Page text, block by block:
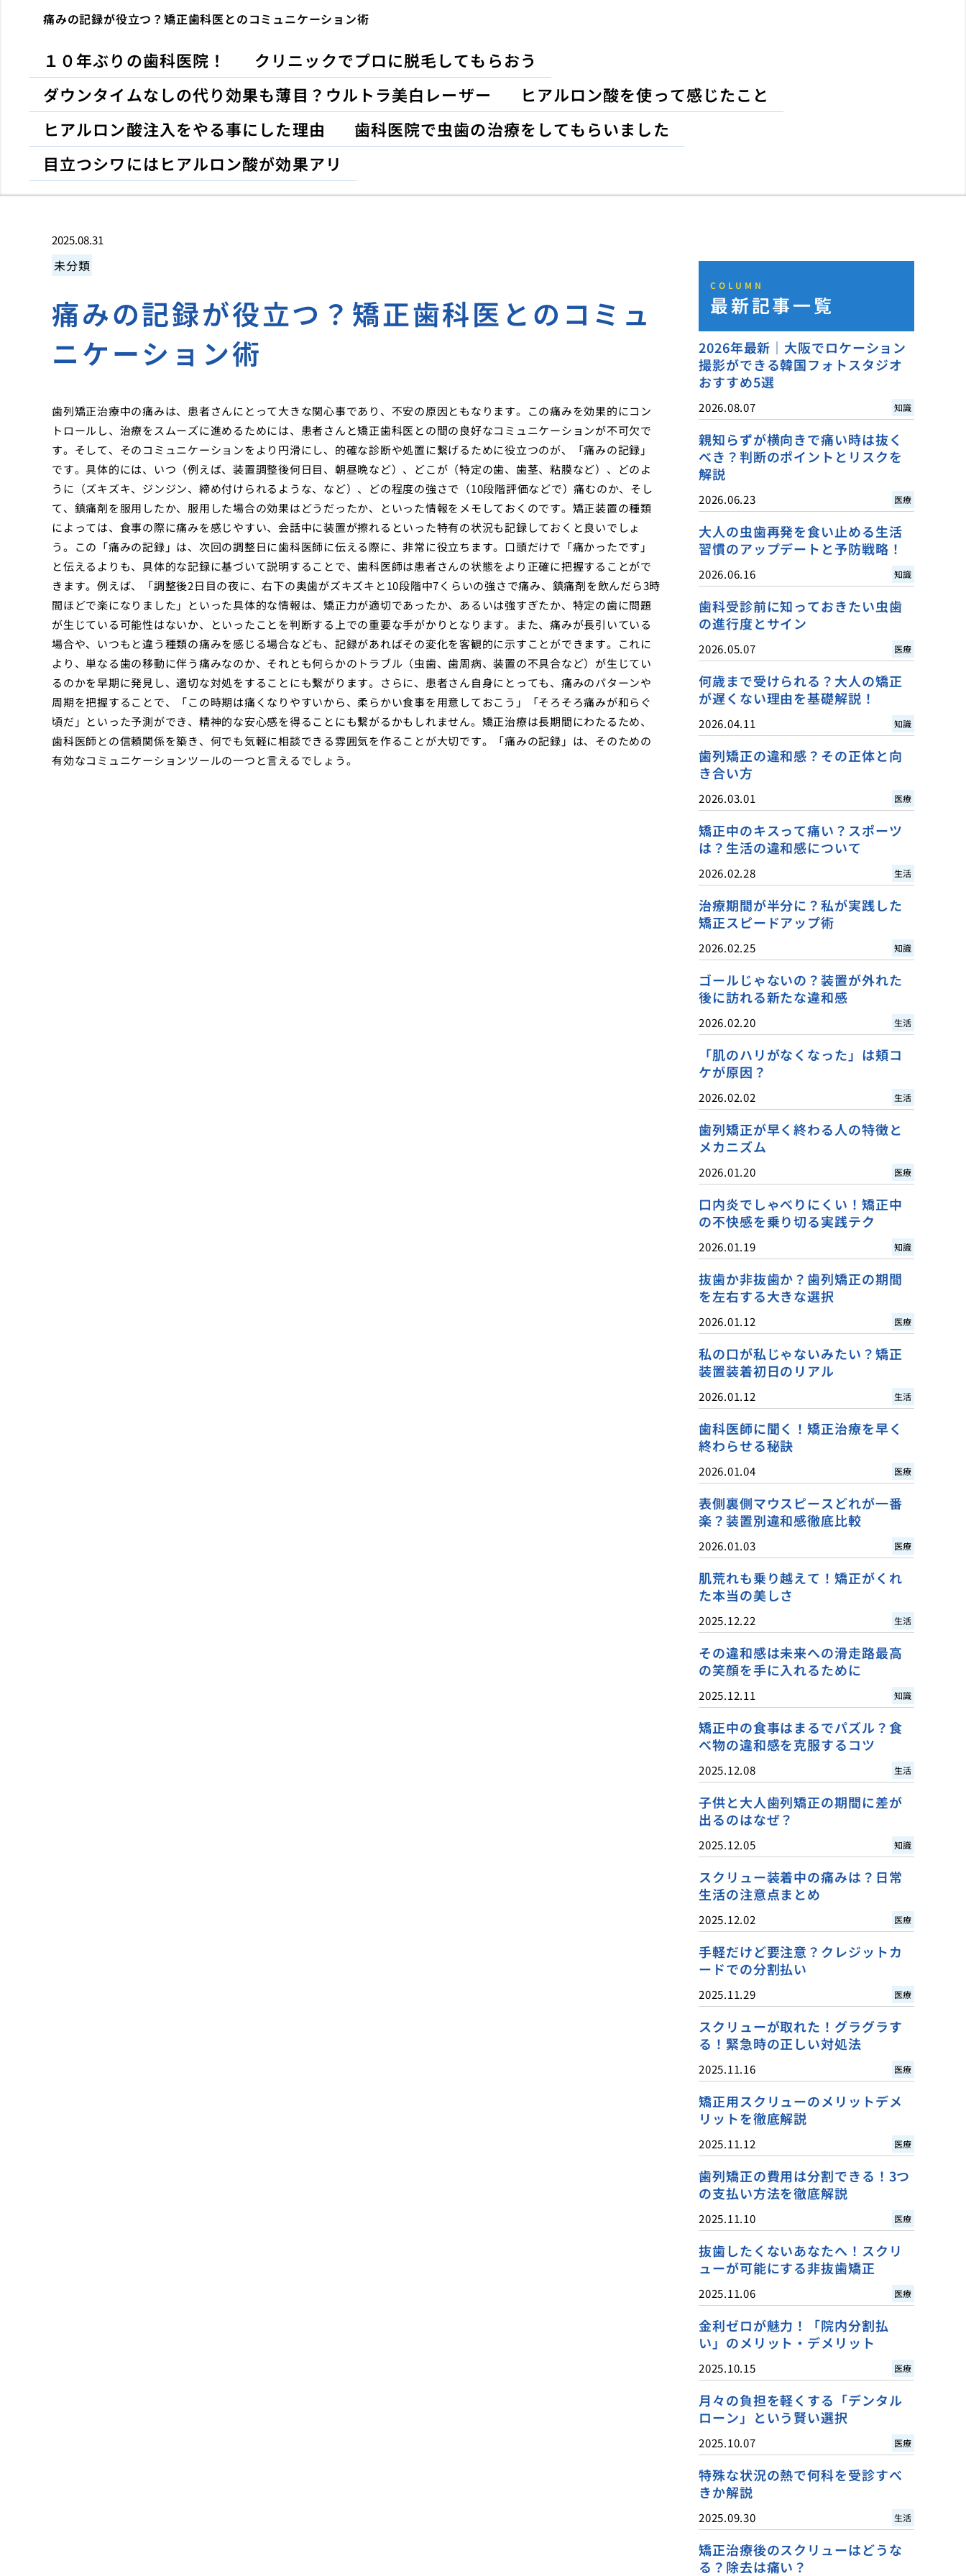
痛みの記録が役立つ？矯正歯科医とのコミュニケーション術
１０年ぶりの歯科医院！
クリニックでプロに脱毛してもらおう
ダウンタイムなしの代り効果も薄目？ウルトラ美白レーザー
ヒアルロン酸を使って感じたこと
ヒアルロン酸注入をやる事にした理由
歯科医院で虫歯の治療をしてもらいました
目立つシワにはヒアルロン酸が効果アリ
2025.08.31
未分類
痛みの記録が役立つ？矯正歯科医とのコミュ
ニケーション術
歯列矯正治療中の痛みは、患者さんにとって大きな関心事であり、不安の原因ともなります。この痛みを効果的にコン
トロールし、治療をスムーズに進めるためには、患者さんと矯正歯科医との間の良好なコミュニケーションが不可欠で
す。そして、そのコミュニケーションをより円滑にし、的確な診断や処置に繋げるために役立つのが、「痛みの記録」
です。具体的には、いつ（例えば、装置調整後何日目、朝昼晩など）、どこが（特定の歯、歯茎、粘膜など）、どのよ
うに（ズキズキ、ジンジン、締め付けられるような、など）、どの程度の強さで（10段階評価などで）痛むのか、そし
て、鎮痛剤を服用したか、服用した場合の効果はどうだったか、といった情報をメモしておくのです。矯正装置の種類
によっては、食事の際に痛みを感じやすい、会話中に装置が擦れるといった特有の状況も記録しておくと良いでしょ
う。この「痛みの記録」は、次回の調整日に歯科医師に伝える際に、非常に役立ちます。口頭だけで「痛かったです」
と伝えるよりも、具体的な記録に基づいて説明することで、歯科医師は患者さんの状態をより正確に把握することがで
きます。例えば、「調整後2日目の夜に、右下の奥歯がズキズキと10段階中7くらいの強さで痛み、鎮痛剤を飲んだら3時
間ほどで楽になりました」といった具体的な情報は、矯正力が適切であったか、あるいは強すぎたか、特定の歯に問題
が生じている可能性はないか、といったことを判断する上での重要な手がかりとなります。また、痛みが長引いている
場合や、いつもと違う種類の痛みを感じる場合なども、記録があればその変化を客観的に示すことができます。これに
より、単なる歯の移動に伴う痛みなのか、それとも何らかのトラブル（虫歯、歯周病、装置の不具合など）が生じてい
るのかを早期に発見し、適切な対処をすることにも繋がります。さらに、患者さん自身にとっても、痛みのパターンや
周期を把握することで、「この時期は痛くなりやすいから、柔らかい食事を用意しておこう」「そろそろ痛みが和らぐ
頃だ」といった予測ができ、精神的な安心感を得ることにも繋がるかもしれません。矯正治療は長期間にわたるため、
歯科医師との信頼関係を築き、何でも気軽に相談できる雰囲気を作ることが大切です。「痛みの記録」は、そのための
有効なコミュニケーションツールの一つと言えるでしょう。
COLUMN
最新記事一覧
2026年最新｜大阪でロケーション
撮影ができる韓国フォトスタジオ
おすすめ5選
2026.08.07 知識
親知らずが横向きで痛い時は抜く
べき？判断のポイントとリスクを
解説
2026.06.23 医療
大人の虫歯再発を食い止める生活
習慣のアップデートと予防戦略！
2026.06.16 知識
歯科受診前に知っておきたい虫歯
の進行度とサイン
2026.05.07 医療
何歳まで受けられる？大人の矯正
が遅くない理由を基礎解説！
2026.04.11 知識
歯列矯正の違和感？その正体と向
き合い方
2026.03.01 医療
矯正中のキスって痛い？スポーツ
は？生活の違和感について
2026.02.28 生活
治療期間が半分に？私が実践した
矯正スピードアップ術
2026.02.25 知識
ゴールじゃないの？装置が外れた
後に訪れる新たな違和感
2026.02.20 生活
「肌のハリがなくなった」は頬コ
ケが原因？
2026.02.02 生活
歯列矯正が早く終わる人の特徴と
メカニズム
2026.01.20 医療
口内炎でしゃべりにくい！矯正中
の不快感を乗り切る実践テク
2026.01.19 知識
抜歯か非抜歯か？歯列矯正の期間
を左右する大きな選択
2026.01.12 医療
私の口が私じゃないみたい？矯正
装置装着初日のリアル
2026.01.12 生活
歯科医師に聞く！矯正治療を早く
終わらせる秘訣
2026.01.04 医療
表側裏側マウスピースどれが一番
楽？装置別違和感徹底比較
2026.01.03 医療
肌荒れも乗り越えて！矯正がくれ
た本当の美しさ
2025.12.22 生活
その違和感は未来への滑走路最高
の笑顔を手に入れるために
2025.12.11 知識
矯正中の食事はまるでパズル？食
べ物の違和感を克服するコツ
2025.12.08 生活
子供と大人歯列矯正の期間に差が
出るのはなぜ？
2025.12.05 知識
スクリュー装着中の痛みは？日常
生活の注意点まとめ
2025.12.02 医療
手軽だけど要注意？クレジットカ
ードでの分割払い
2025.11.29 医療
スクリューが取れた！グラグラす
る！緊急時の正しい対処法
2025.11.16 医療
矯正用スクリューのメリットデメ
リットを徹底解説
2025.11.12 医療
歯列矯正の費用は分割できる！3つ
の支払い方法を徹底解説
2025.11.10 医療
抜歯したくないあなたへ！スクリ
ューが可能にする非抜歯矯正
2025.11.06 医療
金利ゼロが魅力！「院内分割払
い」のメリット・デメリット
2025.10.15 医療
月々の負担を軽くする「デンタル
ローン」という賢い選択
2025.10.07 医療
特殊な状況の熱で何科を受診すべ
きか解説
2025.09.30 生活
矯正治療後のスクリューはどうな
る？除去は痛い？